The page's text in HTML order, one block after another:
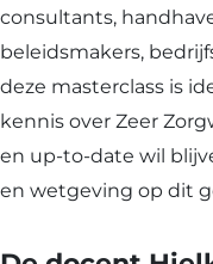
consultants,
beleidsmakers,
deze masterclass is
kennis over Zeer
en up-to-date wil
en wetgeving op dit